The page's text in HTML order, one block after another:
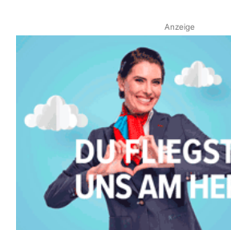
Anzeige